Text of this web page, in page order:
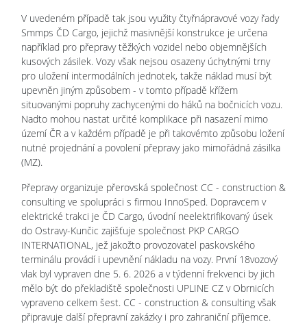
V uvedeném případě tak jsou využity čtyřnápravové vozy řady
Smmps ČD Cargo, jejichž masivnější konstrukce je určena
například pro přepravy těžkých vozidel nebo objemnějších
kusových zásilek. Vozy však nejsou osazeny úchytnými trny
pro uložení intermodálních jednotek, takže náklad musí být
upevněn jiným způsobem - v tomto případě křížem
situovanými popruhy zachycenými do háků na bočnicích vozu.
Nadto mohou nastat určité komplikace při nasazení mimo
území ČR a v každém případě je při takovémto způsobu ložení
nutné projednání a povolení přepravy jako mimořádná zásilka
(MZ).
Přepravy organizuje přerovská společnost CC - construction &
consulting ve spolupráci s firmou InnoSped. Dopravcem v
elektrické trakci je ČD Cargo, úvodní neelektrifikovaný úsek
do Ostravy-Kunčic zajišťuje společnost PKP CARGO
INTERNATIONAL, jež jakožto provozovatel paskovského
terminálu provádí i upevnění nákladu na vozy. První 18vozový
vlak byl vypraven dne 5. 6. 2026 a v týdenní frekvenci by jich
mělo být do překladiště společnosti UPLINE CZ v Obrnicích
vypraveno celkem šest. CC - construction & consulting však
připravuje další přepravní zakázky i pro zahraniční příjemce.